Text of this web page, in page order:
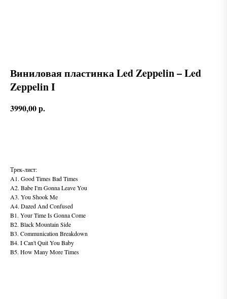
Виниловая пластинка Led Zeppelin – Led
Zeppelin I
3990,00р.
Трек-лист:
A1. Good Times Bad Times
A2. Babe I'm Gonna Leave You
A3. You Shook Me
A4. Dazed And Confused
B1. Your Time Is Gonna Come
B2. Black Mountain Side
B3. Communication Breakdown
B4. I Can't Quit You Baby
B5. How Many More Times